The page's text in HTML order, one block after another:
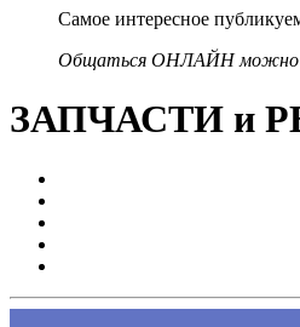
Самое интересное
Общаться ОНЛАЙН
ЗАПЧАСТИ и